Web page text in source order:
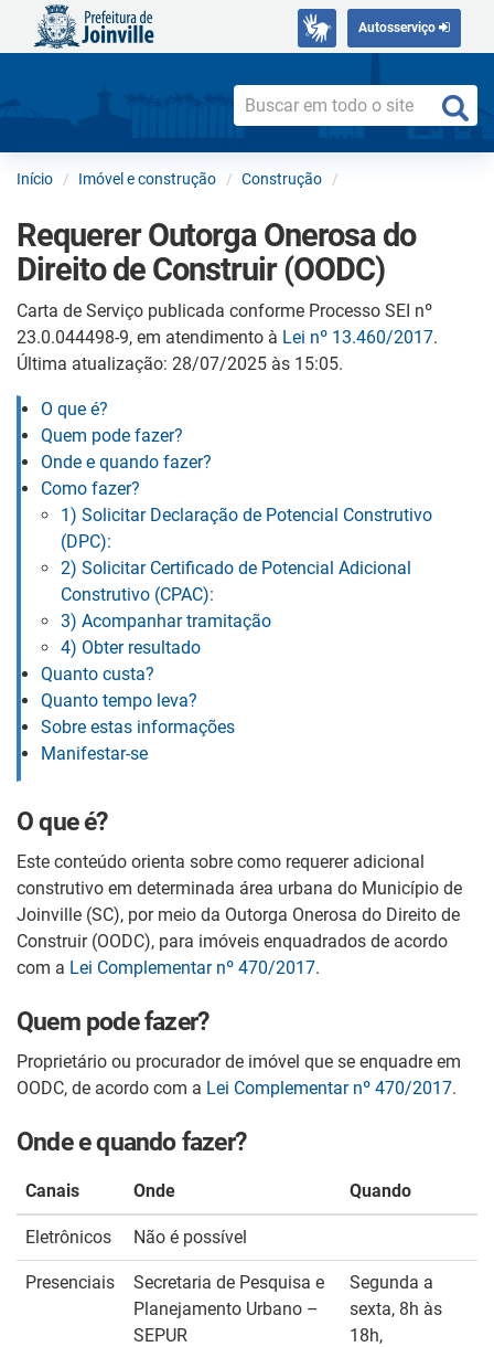
Autosserviço
Início Imóvel e construção Construção
Requerer Outorga Onerosa do
Direito de Construir (OODC)
Carta de Serviço publicada conforme Processo SEI nº
23.0.044498-9, em atendimento à Lei nº 13.460/2017.
Última atualização: 28/07/2025 às 15:05.
O que é?
Quem pode fazer?
Onde e quando fazer?
Como fazer?
1) Solicitar Declaração de Potencial Construtivo
(DPC):
2) Solicitar Certificado de Potencial Adicional
Construtivo (CPAC):
3) Acompanhar tramitação
4) Obter resultado
Quanto custa?
Quanto tempo leva?
Sobre estas informações
Manifestar-se
O que é?
Este conteúdo orienta sobre como requerer adicional
construtivo em determinada área urbana do Município de
Joinville (SC), por meio da Outorga Onerosa do Direito de
Construir (OODC), para imóveis enquadrados de acordo
com a Lei Complementar nº 470/2017.
Quem pode fazer?
Proprietário ou procurador de imóvel que se enquadre em
OODC, de acordo com a Lei Complementar nº 470/2017.
Onde e quando fazer?
Canais Onde Quando
Eletrônicos Não é possível
Presenciais
Secretaria de Pesquisa e
Planejamento Urbano –
SEPUR
Segunda a
sexta, 8h às
18h,